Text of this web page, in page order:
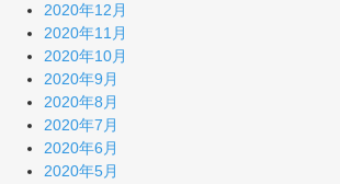
2020年12月
2020年11月
2020年10月
2020年9月
2020年8月
2020年7月
2020年6月
2020年5月